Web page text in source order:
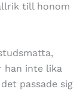
till honom
han inte lika
passade sig